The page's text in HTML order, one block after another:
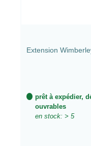
Extension
prêt à expédier,
ouvrables
en stock: > 5